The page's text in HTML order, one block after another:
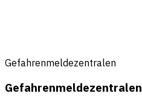
Gefahrenmeldezentralen
Gefahrenmeldezentralen